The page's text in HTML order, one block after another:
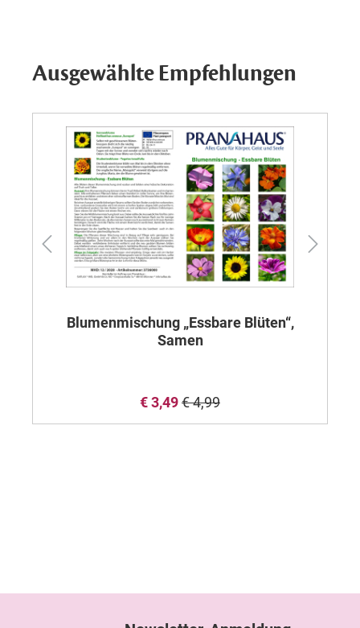
Ausgewählte Empfehlungen
Blumenmischung „Essbare Blüten“,
Samen
€ 3,49€ 4,99